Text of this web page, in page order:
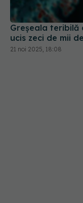
Greșeala teribilă
ucis zeci de mii
21 noi 2025, 18:08